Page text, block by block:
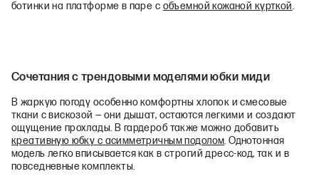
ботинки на платформе в паре с объемной кожаной курткой.
Сочетания с трендовыми моделями юбки миди
В жаркую погоду особенно комфортны хлопок и смесовые
ткани с вискозой — они дышат, остаются легкими и создают
ощущение прохлады. В гардероб также можно добавить
креативную юбку с асимметричным подолом. Однотонная
модель легко вписывается как в строгий дресс-код, так и в
повседневные комплекты.